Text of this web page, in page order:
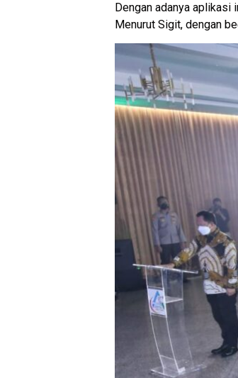
Dengan adanya aplikasi
Menurut Sigit, dengan